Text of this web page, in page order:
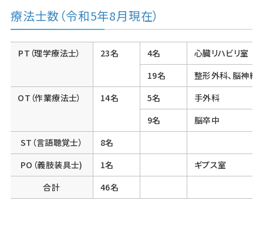
療法士数（令和5年8月現在）
PT（理学療法士） 23名 4名
心臓リハビリ室
19名
整形外科、脳神経
OT（作業療法士）
14名 5名
手外科
9名
脳卒中
ST（言語聴覚士）
8名
PO（義肢装具士)
1名
ギプス室
合計
46名